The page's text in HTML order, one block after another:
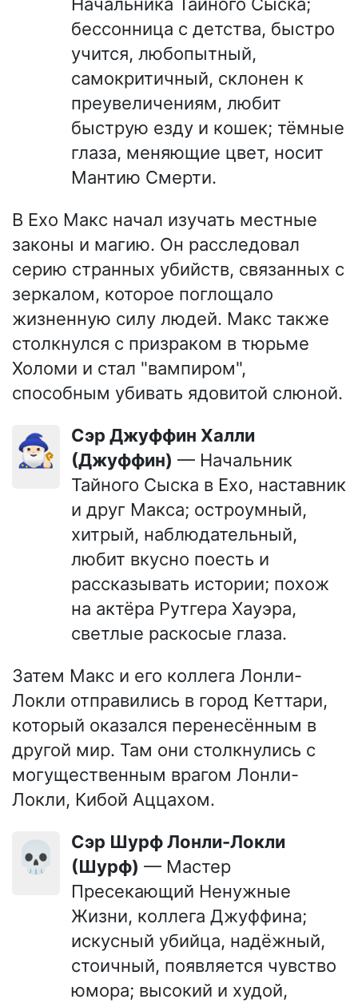
бессонница с детства, быстро
учится, любопытный,
самокритичный, склонен к
преувеличениям, любит
быструю езду и кошек; тёмные
глаза, меняющие цвет, носит
Мантию Смерти.
В Ехо Макс начал изучать местные
законы и магию. Он расследовал
серию странных убийств, связанных с
зеркалом, которое поглощало
жизненную силу людей. Макс также
столкнулся с призраком в тюрьме
Холоми и стал "вампиром",
способным убивать ядовитой слюной.
🧙🏻‍♂️
сэр Джуффин Халли
(Джуффин) — Начальник
Тайного Сыска в Ехо, наставник
и друг Макса; остроумный,
хитрый, наблюдательный,
любит вкусно поесть и
рассказывать истории; похож
на актёра Рутгера Хауэра,
светлые раскосые глаза.
Затем Макс и его коллега Лонли-
Локли отправились в город Кеттари,
который оказался перенесённым в
другой мир. Там они столкнулись с
могущественным врагом Лонли-
Локли, Кибой Аццахом.
💀
сэр Шурф Лонли-Локли
(Шурф) — Мастер
Пресекающий Ненужные
Жизни, коллега Джуффина;
искусный убийца, надёжный,
стоичный, появляется чувство
юмора; высокий и худой,